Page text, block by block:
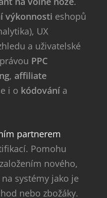
výkonnosti eshopů
UX
a uživatelské
PPC
, affiliate
i o kódovánía
partnerem
Pomohu
nového,
systémy jako je
nebo zbožáky.